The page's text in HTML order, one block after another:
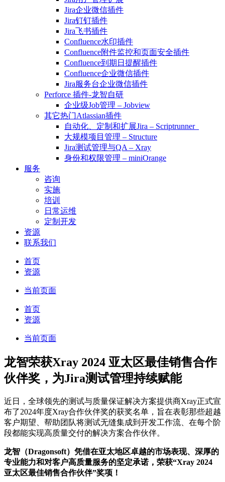
Jira企业微信插件
Jira钉钉插件
Jira飞书插件
Confluence水印插件
Confluence附件监控和页面安全插件
Confluence到期日提醒插件
Confluence企业微信插件
Jira服务台企业微信插件
Perforce 插件-龙智自研
企业级Job管理 – Jobview
其它热门Atlassian插件
自动化、定制和扩展Jira – Scriptrunner
大规模项目管理 – Structure
Jira测试管理与QA – Xray
身份和权限管理 – miniOrange
服务
咨询
实施
培训
日常运维
定制开发
资源
联系我们
首页
资源
当前页面
首页
资源
当前页面
龙智荣获Xray 2024 亚太区最佳销售合作
伙伴奖，为Jira测试管理持续赋能
近日，全球领先的测试与质量保证解决方案提供商Xray正式宣
布了2024年度Xray合作伙伴奖的获奖名单，旨在表彰那些超越
客户期望、帮助团队将测试无缝集成到开发工作流、在每个阶
段都能实现高质量交付的解决方案合作伙伴。
龙智（Dragonsoft）凭借在亚太地区卓越的市场表现、深厚的
专业能力和对客户高质量服务的坚定承诺，荣获“Xray 2024
亚太区最佳销售合作伙伴”奖项！